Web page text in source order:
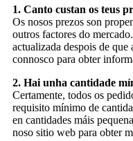
1. Canto custan os teus
Os nosos prezos son
outros factores do
actualizada despois de que
connosco para obter
2. Hai unha cantidade
Certamente, todos os
requisito mínimo de
en cantidades máis
noso sitio web para obter